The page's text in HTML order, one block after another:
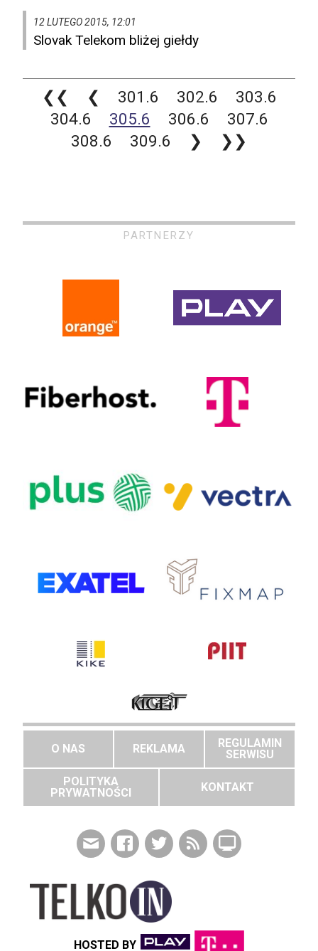
12 LUTEGO 2015, 12:01
Slovak Telekom bliżej giełdy
❮❮ ❮ 301.6 302.6
303.6
304.6
305.6 306.6
307.6
308.6
309.6 ❯ ❯❯
PARTNERZY
O NAS REKLAMA
REGULAMIN
SERWISU
POLITYKA
PRYWATNOŚCI
KONTAKT
HOSTED BY